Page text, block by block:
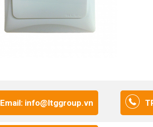
Email: info@ltggroup.vn